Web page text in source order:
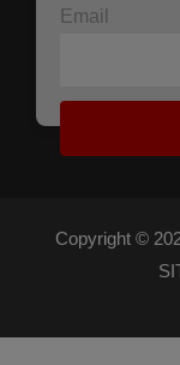
Email
Copyright ©